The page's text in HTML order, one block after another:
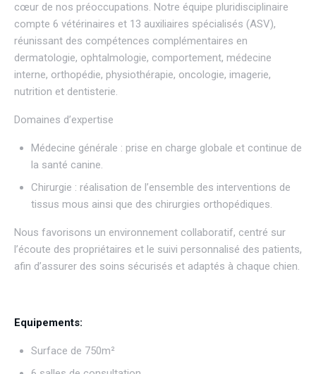
cœur de nos préoccupations. Notre équipe pluridisciplinaire
compte 6 vétérinaires et 13 auxiliaires spécialisés (ASV),
réunissant des compétences complémentaires en
dermatologie, ophtalmologie, comportement, médecine
interne, orthopédie, physiothérapie, oncologie, imagerie,
nutrition et dentisterie.
Domaines d’expertise
Médecine générale : prise en charge globale et continue de
la santé canine.
Chirurgie : réalisation de l’ensemble des interventions de
tissus mous ainsi que des chirurgies orthopédiques.
Nous favorisons un environnement collaboratif, centré sur
l’écoute des propriétaires et le suivi personnalisé des patients,
afin d’assurer des soins sécurisés et adaptés à chaque chien.
Equipements:
Surface de 750m²